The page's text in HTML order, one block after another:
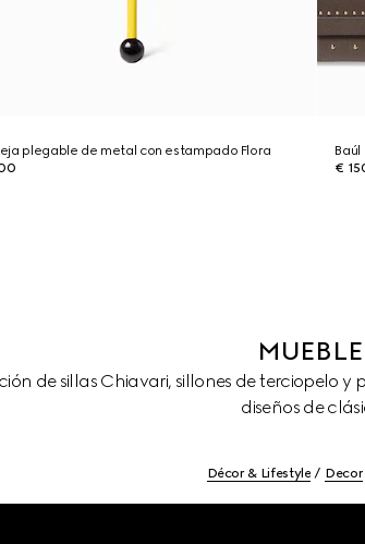
plegable de metal con estampado Flora
€
de sillas Chiavari, sillones de terciopelo
diseños de
Décor & Lifestyle Decor